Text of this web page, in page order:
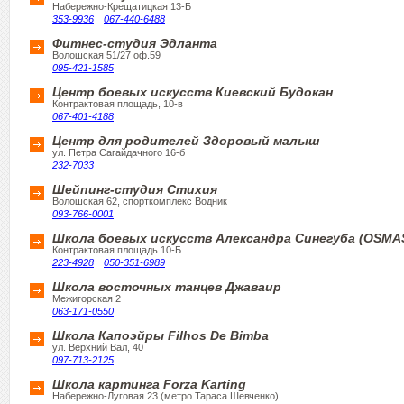
Набережно-Крещатицкая 13-Б
353-9936
067-440-6488
Фитнес-студия Эдланта
Волошская 51/27 оф.59
095-421-1585
Центр боевых искусств Киевский Будокан
Контрактовая площадь, 10-в
067-401-4188
Центр для родителей Здоровый малыш
ул. Петра Сагайдачного 16-б
232-7033
Шейпинг-студия Стихия
Волошская 62, спорткомплекс Водник
093-766-0001
Школа боевых искусств Александра Синегуба
Контрактовая площадь 10-Б
223-4928
050-351-6989
Школа восточных танцев Джаваир
Межигорская 2
063-171-0550
Школа Капоэйры Filhos De Bimba
ул. Верхний Вал, 40
097-713-2125
Школа картинга Forza Karting
Набережно-Луговая 23 (метро Тараса Шевченко)